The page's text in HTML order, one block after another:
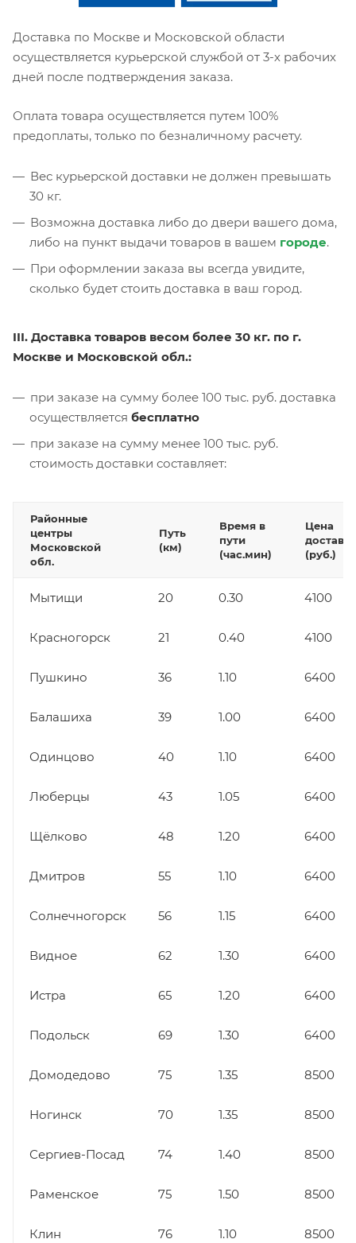
Доставка по Москве и Московской области
осуществляется курьерской службой от 3-х рабочих
дней после подтверждения заказа.
Оплата товара осуществляется путем 100%
предоплаты, только по безналичному расчету.
Вес курьерской доставки не должен превышать
30 кг.
Возможна доставка либо до двери вашего дома,
либо на пункт выдачи товаров в вашем городе.
При оформлении заказа вы всегда увидите,
сколько будет стоить доставка в ваш город.
III. Доставка товаров весом более 30 кг. по г.
Москве и Московской обл.:
при заказе на сумму более 100 тыс. руб. доставка
осуществляется бесплатно
при заказе на сумму менее 100 тыс. руб.
стоимость доставки составляет:
Районные
центры
Московской
обл.
Путь
(км)
Время в
пути
(час.мин)
Цена
(руб.)
Мытищи 20 0.30 4100
Красногорск 21 0.40 4100
Пушкино 36 1.10 6400
Балашиха 39 1.00 6400
Одинцово 40 1.10 6400
Люберцы 43 1.05 6400
Щёлково 48 1.20 6400
Дмитров 55 1.10 6400
Солнечногорск 56 1.15 6400
Видное 62 1.30 6400
Истра 65 1.20 6400
Подольск 69 1.30 6400
Домодедово 75 1.35 8500
Ногинск 70 1.35 8500
Сергиев-Посад 74 1.40 8500
Раменское 75 1.50 8500
Клин 76 1.10 8500